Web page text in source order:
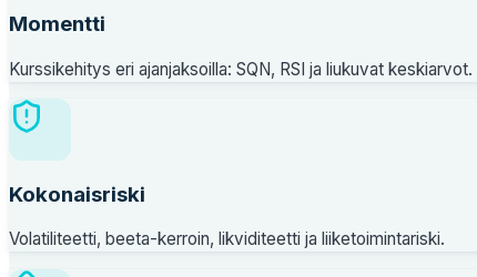
Momentti
Kurssikehitys eri ajanjaksoilla: SQN, RSI ja liukuvat keskiarvot.
Kokonaisriski
Volatiliteetti, beeta-kerroin, likviditeetti ja liiketoimintariski.